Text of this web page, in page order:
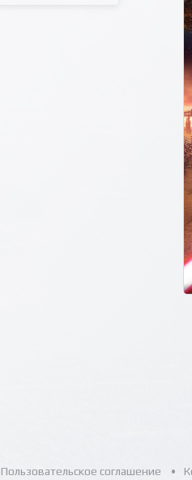
Пользовательское соглашение